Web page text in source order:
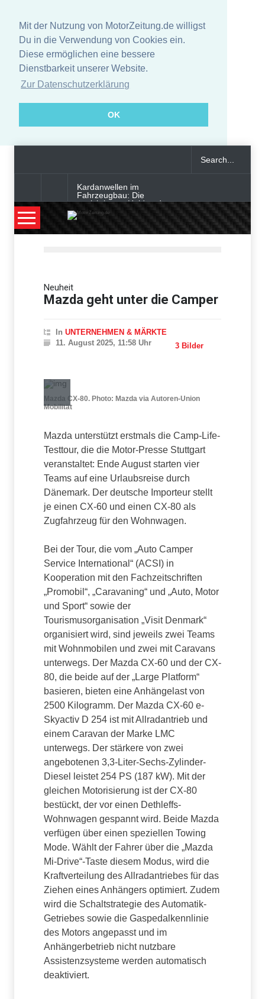
Mit der Nutzung von MotorZeitung.de willigst
Du in die Verwendung von Cookies ein.
Diese ermöglichen eine bessere
Dienstbarkeit unserer Website.
Zur Datenschutzerklärung
OK
Kardanwellen im
Fahrzeugbau: Die
unsichtbaren Helden der
Kraftübertragung
der Turbolader-Technologie
Neuheit
Mazda geht unter die Camper
In UNTERNEHMEN & MÄRKTE
11. August 2025, 11:58 Uhr
3 Bilder
Mazda CX-80. Photo: Mazda via Autoren-Union
Mobilität
Mazda unterstützt erstmals die Camp-Life-
Testtour, die die Motor-Presse Stuttgart
veranstaltet: Ende August starten vier
Teams auf eine Urlaubsreise durch
Dänemark. Der deutsche Importeur stellt
je einen CX-60 und einen CX-80 als
Zugfahrzeug für den Wohnwagen.
Bei der Tour, die vom „Auto Camper
Service International“ (ACSI) in
Kooperation mit den Fachzeitschriften
„Promobil“, „Caravaning“ und „Auto, Motor
und Sport“ sowie der
Tourismusorganisation „Visit Denmark“
organisiert wird, sind jeweils zwei Teams
mit Wohnmobilen und zwei mit Caravans
unterwegs. Der Mazda CX-60 und der CX-
80, die beide auf der „Large Platform“
basieren, bieten eine Anhängelast von
2500 Kilogramm. Der Mazda CX-60 e-
Skyactiv D 254 ist mit Allradantrieb und
einem Caravan der Marke LMC
unterwegs. Der stärkere von zwei
angebotenen 3,3-Liter-Sechs-Zylinder-
Diesel leistet 254 PS (187 kW). Mit der
gleichen Motorisierung ist der CX-80
bestückt, der vor einen Dethleffs-
Wohnwagen gespannt wird. Beide Mazda
verfügen über einen speziellen Towing
Mode. Wählt der Fahrer über die „Mazda
Mi-Drive“-Taste diesem Modus, wird die
Kraftverteilung des Allradantriebes für das
Ziehen eines Anhängers optimiert. Zudem
wird die Schaltstrategie des Automatik-
Getriebes sowie die Gaspedalkennlinie
des Motors angepasst und im
Anhängerbetrieb nicht nutzbare
Assistenzsysteme werden automatisch
deaktiviert.